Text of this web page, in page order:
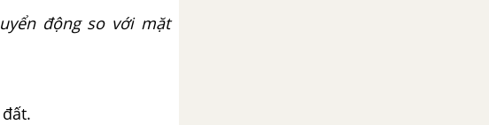
động so với mặt